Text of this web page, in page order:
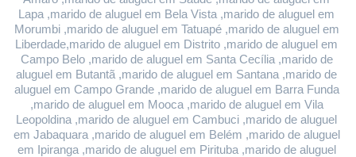
Lapa ,marido de aluguel em Bela Vista ,marido de aluguel em
Morumbi ,marido de aluguel em Tatuapé ,marido de aluguel em
Liberdade,marido de aluguel em Distrito ,marido de aluguel em
Campo Belo ,marido de aluguel em Santa Cecília ,marido de
aluguel em Butantã ,marido de aluguel em Santana ,marido de
aluguel em Campo Grande ,marido de aluguel em Barra Funda
,marido de aluguel em Mooca ,marido de aluguel em Vila
Leopoldina ,marido de aluguel em Cambuci ,marido de aluguel
em Jabaquara ,marido de aluguel em Belém ,marido de aluguel
em Ipiranga ,marido de aluguel em Pirituba ,marido de aluguel